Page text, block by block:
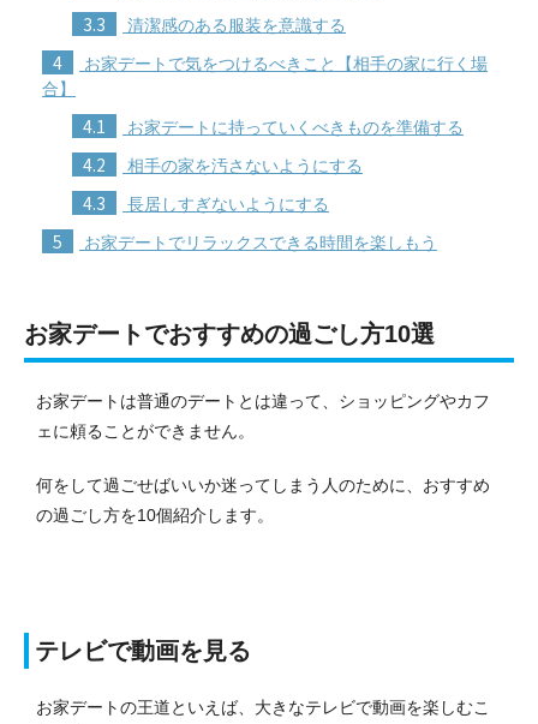
3.3 清潔感のある服装を意識する
4
お家デートで気をつけるべきこと【相手の家に行く場
合】
4.1 お家デートに持っていくべきものを準備する
4.2 相手の家を汚さないようにする
4.3 長居しすぎないようにする
5 お家デートでリラックスできる時間を楽しもう
お家デートでおすすめの過ごし方10選
お家デートは普通のデートとは違って、ショッピングやカフ
ェに頼ることができません。
何をして過ごせばいいか迷ってしまう人のために、おすすめ
の過ごし方を10個紹介します。
テレビで動画を見る
お家デートの王道といえば、大きなテレビで動画を楽しむこ